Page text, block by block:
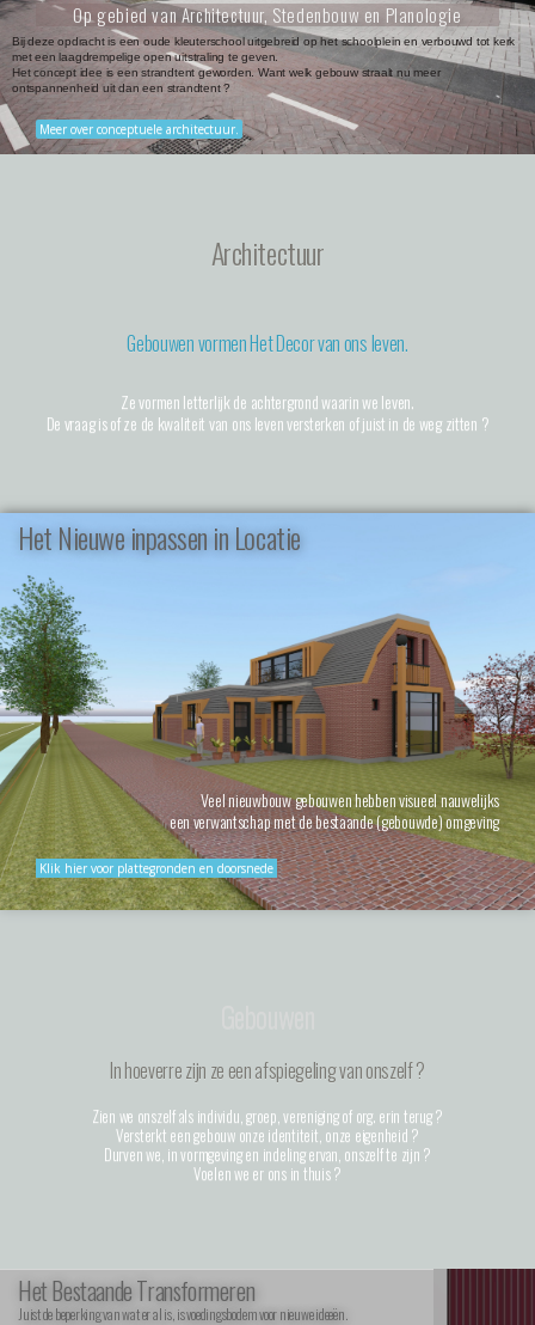
Op gebied van Architectuur, Stedenbouw en Planologie
Bij deze opdracht is een oude kleuterschool uitgebreid op het schoolplein en verbouwd tot kerk
met een laagdrempelige open uitstraling te geven.
Het concept idee is een strandtent geworden. Want welk gebouw straalt nu meer
ontspannenheid uit dan een strandtent ?
Meer over conceptuele architectuur.
Architectuur
Gebouwen vormen Het Decor van ons leven.
Ze vormen letterlijk de achtergrond waarin we leven.
De vraag is of ze de kwaliteit van ons leven versterken of juist in de weg zitten ?
Het Nieuwe inpassen in Locatie
Veel nieuwbouw gebouwen hebben visueel nauwelijks
een verwantschap met de bestaande (gebouwde) omgeving
Klik hier voor plattegronden en doorsnede
In hoeverre zijn ze een afspiegeling van onszelf ?
Zien we onszelf als individu, groep, vereniging of org. erin terug ?
Versterkt een gebouw onze identiteit, onze eigenheid ?
Durven we, in vormgeving en indeling ervan, onszelf te zijn ?
Voelen we er ons in thuis ?
Het Bestaande Transformeren
Juist de beperking van wat er al is, is voedingsbodem voor nieuwe ideeën.